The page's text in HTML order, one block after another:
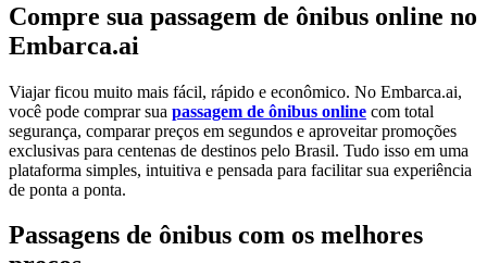
Compre sua passagem de ônibus online no
Embarca.ai
Viajar ficou muito mais fácil, rápido e econômico. No Embarca.ai,
você pode comprar sua passagem de ônibus online com total
segurança, comparar preços em segundos e aproveitar promoções
exclusivas para centenas de destinos pelo Brasil. Tudo isso em uma
plataforma simples, intuitiva e pensada para facilitar sua experiência
de ponta a ponta.
Passagens de ônibus com os melhores